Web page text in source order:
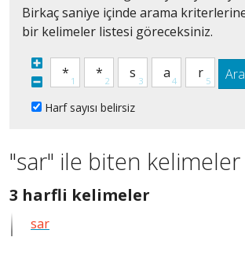
Birkaç saniye içinde arama
bir kelimeler listesi göreceksiniz.
Ara
Harf sayısı belirsiz
"sar" ile biten kelimeler
3 harfli kelimeler
sar